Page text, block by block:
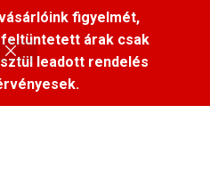
figyelmét,
feltüntetett árak csak
leadott rendelés